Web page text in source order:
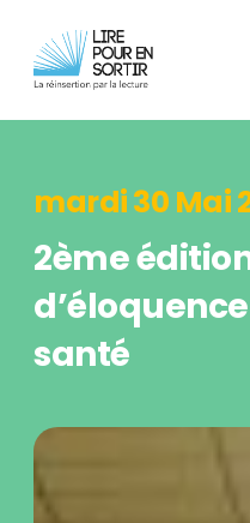
mardi 30 Mai
2ème
santé